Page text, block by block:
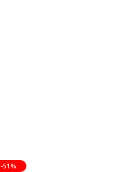
-51%